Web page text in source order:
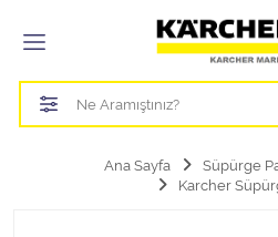
Tüm Kategoriler
Bahçe Sulama Ürünleri
Buharlı Temizlik Aparatları
Ana Sayfa
Süpürge
Karcher